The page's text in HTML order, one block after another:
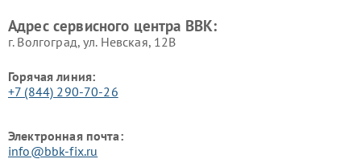
Адрес сервисного центра BBK:
г. Волгоград, ул. Невская, 12В
Горячая линия:
+7 (844) 290-70-26
Электронная почта:
info@bbk-fix.ru